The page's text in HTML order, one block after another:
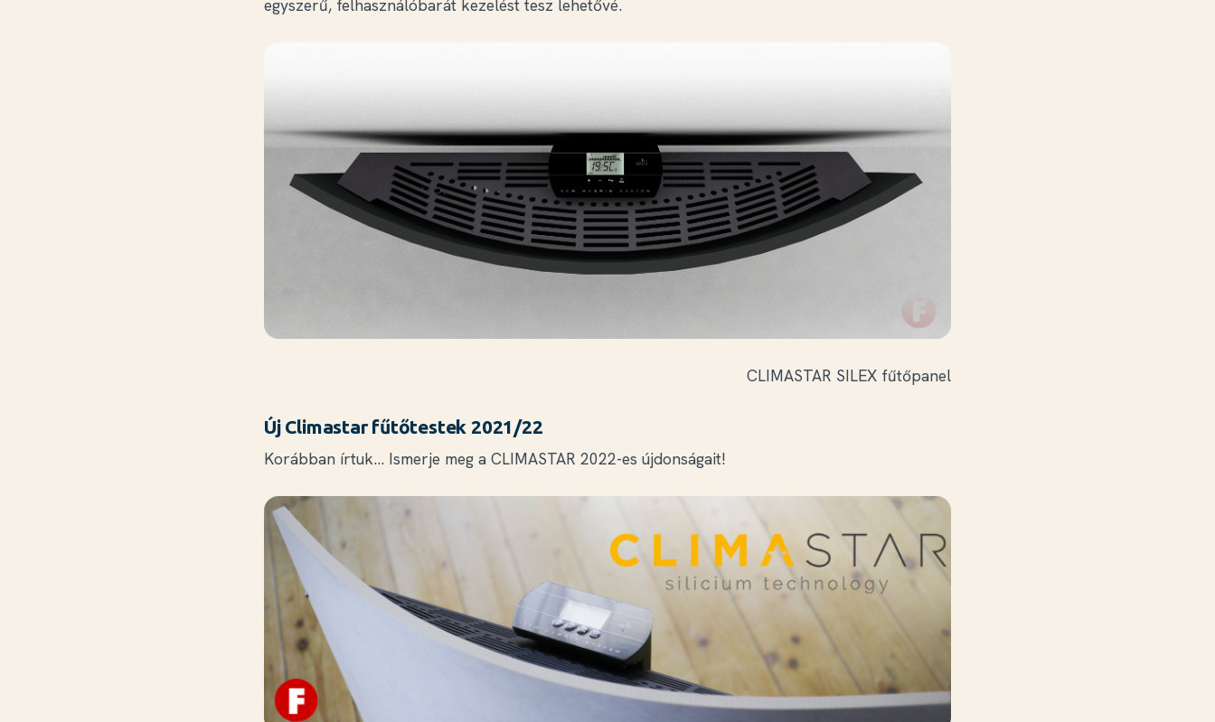
egyszerű, felhasználóbarát kezelést tesz lehetővé.
CLIMASTAR SILEX fűtőpanel
Új Climastar fűtőtestek 2021/22
Korábban írtuk... Ismerje meg a CLIMASTAR 2022-es újdonságait!